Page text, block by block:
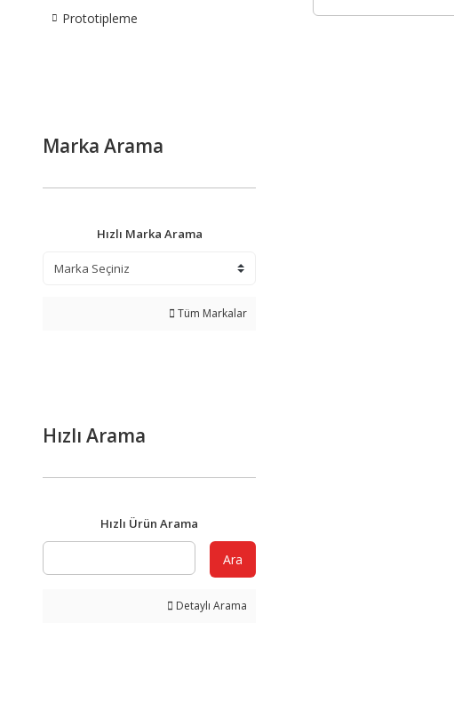
Prototipleme
Marka Arama
Hızlı Marka Arama
Tüm Markalar
Hızlı Arama
Hızlı Ürün Arama
Ara
Detaylı Arama